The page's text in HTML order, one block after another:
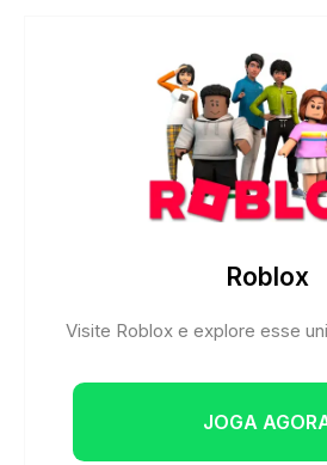
Roblox
Visite Roblox e explore esse
JOGA